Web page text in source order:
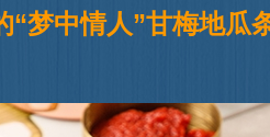
“梦中情人”甘梅地